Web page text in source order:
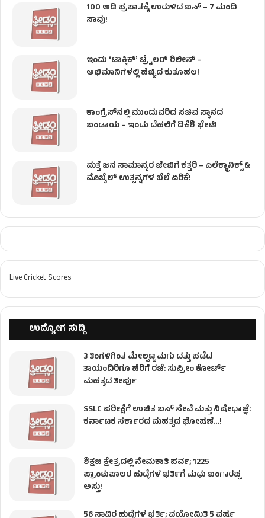
100 ಅಡಿ ಪ್ರಪಾತಕ್ಕೆ ಉರುಳಿದ ಬಸ್‌ – 7 ಮಂದಿ
ಸಾವು!
ಇಂದು ʻಟಾಕ್ಸಿಕ್ʼ ಟ್ರೈಲರ್ ರಿಲೀಸ್‌ –
ಅಭಿಮಾನಿಗಳಲ್ಲಿ ಹೆಚ್ಚಿದ ಕುತೂಹಲ!
ಕಾಂಗ್ರೆಸ್​ನಲ್ಲಿ ಮುಂದುವರಿದ ಸಚಿವ ಸ್ಥಾನದ
ಬಂಡಾಯ – ಇಂದು ದೆಹಲಿಗೆ ಡಿಕೆಶಿ ಭೇಟಿ!
ಮತ್ತೆ ಜನ ಸಾಮಾನ್ಯರ ಜೇಬಿಗೆ ಕತ್ತರಿ – ಎಲೆಕ್ಟ್ರಾನಿಕ್ಸ್ &
ಮೊಬೈಲ್ ಉತ್ಪನ್ನಗಳ ಬೆಲೆ ಏರಿಕೆ!
Live Cricket Scores
ಉದ್ಯೋಗ ಸುದ್ದಿ
3 ತಿಂಗಳಿಗಿಂತ ಮೇಲ್ಪಟ್ಟ ಮಗು ದತ್ತು ಪಡೆದ
ತಾಯಂದಿರಿಗೂ ಹೆರಿಗೆ ರಜೆ: ಸುಪ್ರೀಂ ಕೋರ್ಟ್
ಮಹತ್ವದ ತೀರ್ಪು
SSLC ಪರೀಕ್ಷೆಗೆ ಉಚಿತ ಬಸ್ ಸೇವೆ ಮತ್ತು ನಿಷೇಧಾಜ್ಞೆ:
ಕರ್ನಾಟಕ ಸರ್ಕಾರದ ಮಹತ್ವದ ಘೋಷಣೆ…!
ಶಿಕ್ಷಣ ಕ್ಷೇತ್ರದಲ್ಲಿ ನೇಮಕಾತಿ ಪರ್ವ; 1225
ಪ್ರಾಂಶುಪಾಲರ ಹುದ್ದೆಗಳ ಭರ್ತಿಗೆ ಮಧು ಬಂಗಾರಪ್ಪ
ಅಸ್ತು!
56 ಸಾವಿರ ಹುದ್ದೆಗಳ ಭರ್ತಿ; ವಯೋಮಿತಿ 5 ವರ್ಷ